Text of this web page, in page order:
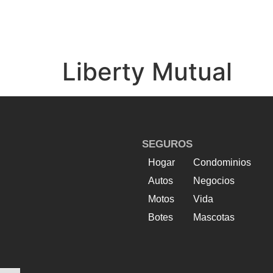
Liberty Mutual
SEGUROS
Hogar
Autos
Motos
Botes
Condominios
Negocios
Vida
Mascotas